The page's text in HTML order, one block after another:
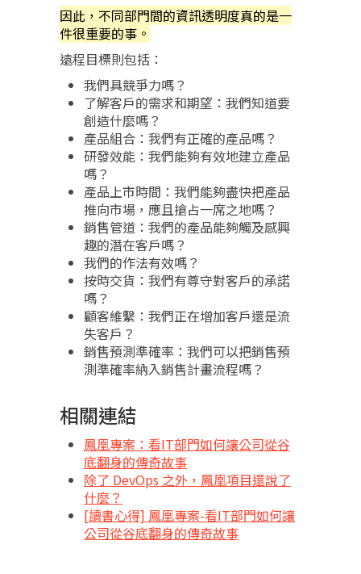
因此，不同部門間的資訊透明度真的是一
件很重要的事。
遠程目標則包括：
我們具競爭力嗎？
了解客戶的需求和期望：我們知道要
創造什麼嗎？
產品組合：我們有正確的產品嗎？
研發效能：我們能夠有效地建立產品
嗎？
產品上市時間：我們能夠盡快把產品
推向市場，應且搶占一席之地嗎？
銷售管道：我們的產品能夠觸及感興
趣的潛在客戶嗎？
我們的作法有效嗎？
按時交貨：我們有尊守對客戶的承諾
嗎？
顧客維繫：我們正在增加客戶還是流
失客戶？
銷售預測準確率：我們可以把銷售預
測準確率納入銷售計畫流程嗎？
相關連結
鳳凰專案：看IT部門如何讓公司從谷
底翻身的傳奇故事
除了 DevOps 之外，鳳凰項目還說了
什麼？
[讀書心得] 鳳凰專案-看IT部門如何讓
公司從谷底翻身的傳奇故事